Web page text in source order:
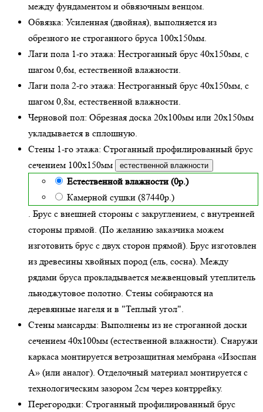
между фундаментом и обвязочным венцом.
Обвязка: Усиленная (двойная), выполняется из
обрезного не строганного бруса 100х150мм.
Лаги пола 1-го этажа: Нестроганный брус 40х150мм, с
шагом 0,6м, естественной влажности.
Лаги пола 2-го этажа: Нестроганный брус 40х150мм, с
шагом 0,8м, естественной влажности.
Черновой пол: Обрезная доска 20х100мм или 20х150мм
укладывается в сплошную.
Стены 1-го этажа: Строганный профилированный брус
сечением 100х150мм
естественной влажности
Естественной влажности (0р.)
Камерной сушки (87440р.)
. Брус с внешней стороны с закруглением, с внутренней
стороны прямой. (По желанию заказчика можем
изготовить брус с двух сторон прямой). Брус изготовлен
из древесины хвойных пород (ель, сосна). Между
рядами бруса прокладывается межвенцовый утеплитель
льноджутовое полотно. Стены собираются на
деревянные нагеля и в "Теплый угол".
Стены мансарды: Выполнены из не строганной доски
сечением 40х100мм (естественной влажности). Снаружи
каркаса монтируется ветрозащитная мембрана «Изоспан
А» (или аналог). Отделочный материал монтируется с
технологическим зазором 2см через контррейку.
Перегородки: Строганный профилированный брус